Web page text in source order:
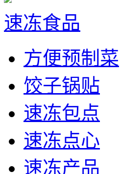
速冻食品
方便预制菜
饺子锅贴
速冻包点
速冻点心
速冻产品